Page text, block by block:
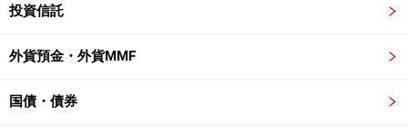
投資信託
外貨預金・外貨MMF
国債・債券